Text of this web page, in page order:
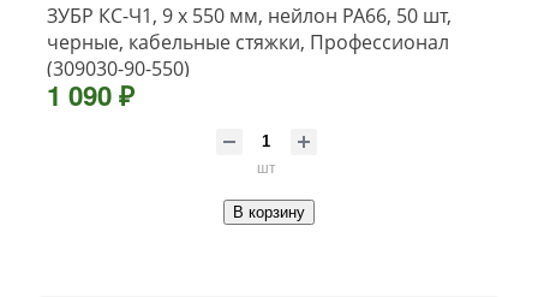
ЗУБР КС-Ч1, 9 x 550 мм, нейлон РА66, 50 шт,
черные, кабельные стяжки, Профессионал
(309030-90-550)
1 090 ₽
шт
В корзину